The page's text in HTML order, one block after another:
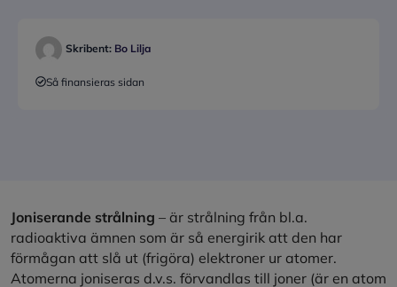
Skribent: Bo Lilja
Så finansieras sidan
Joniserande strålning – är strålning från bl.a.
radioaktiva ämnen som är så energirik att den har
förmågan att slå ut (frigöra) elektroner ur atomer.
Atomerna joniseras d.v.s. förvandlas till joner (är en atom